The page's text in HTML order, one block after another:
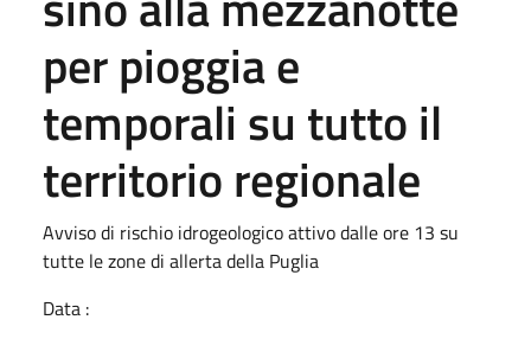
per pioggia e
temporali su tutto il
territorio regionale
Avviso di rischio idrogeologico attivo dalle ore 13 su
tutte le zone di allerta della Puglia
Data :